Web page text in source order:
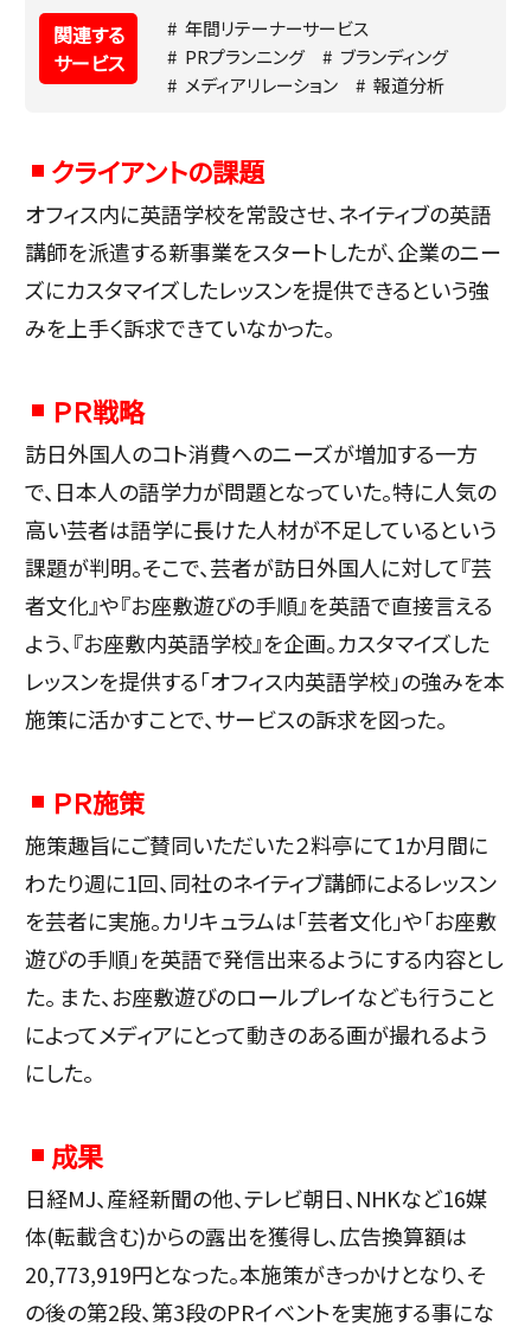
関連する
サービス
年間リテーナーサービス
PRプランニング
ブランディング
メディアリレーション
報道分析
クライアントの課題
オフィス内に英語学校を常設させ、ネイティブの英語
講師を派遣する新事業をスタートしたが、企業のニー
ズにカスタマイズしたレッスンを提供できるという強
みを上手く訴求できていなかった。
ＰＲ戦略
訪日外国人のコト消費へのニーズが増加する一方
で、日本人の語学力が問題となっていた。特に人気の
高い芸者は語学に長けた人材が不足しているという
課題が判明。そこで、芸者が訪日外国人に対して『芸
者文化』や『お座敷遊びの手順』を英語で直接言える
よう、『お座敷内英語学校』を企画。カスタマイズした
レッスンを提供する「オフィス内英語学校」の強みを本
施策に活かすことで、サービスの訴求を図った。
ＰＲ施策
施策趣旨にご賛同いただいた２料亭にて1か月間に
わたり週に1回、同社のネイティブ講師によるレッスン
を芸者に実施。カリキュラムは「芸者文化」や「お座敷
遊びの手順」を英語で発信出来るようにする内容とし
た。 また、お座敷遊びのロールプレイなども行うこと
によってメディアにとって動きのある画が撮れるよう
にした。
成果
日経MJ、産経新聞の他、テレビ朝日、NHKなど16媒
体(転載含む)からの露出を獲得し、広告換算額は
20,773,919円となった。本施策がきっかけとなり、そ
の後の第2段、第3段のPRイベントを実施する事にな